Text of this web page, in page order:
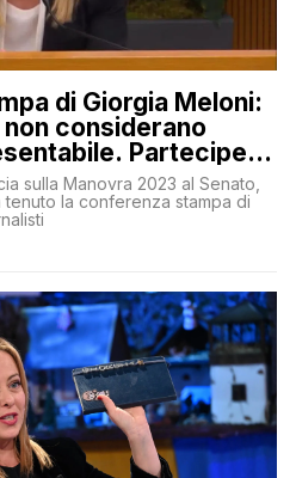
di Giorgia Meloni:
considerano
Parteciperò
sulla Manovra 2023 al Senato,
la conferenza stampa di